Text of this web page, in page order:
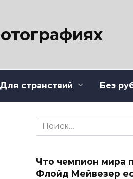
Для странствий Без
Search
for:
Что чемпион мира
Флойд Мейвезер